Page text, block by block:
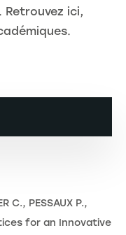
Retrouvez ici,
C., PESSAUX P.,
for an Innovative